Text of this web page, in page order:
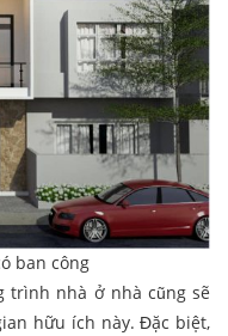
ban công
trình nhà ở nhà cũng sẽ
hữu ích này. Đặc biệt,